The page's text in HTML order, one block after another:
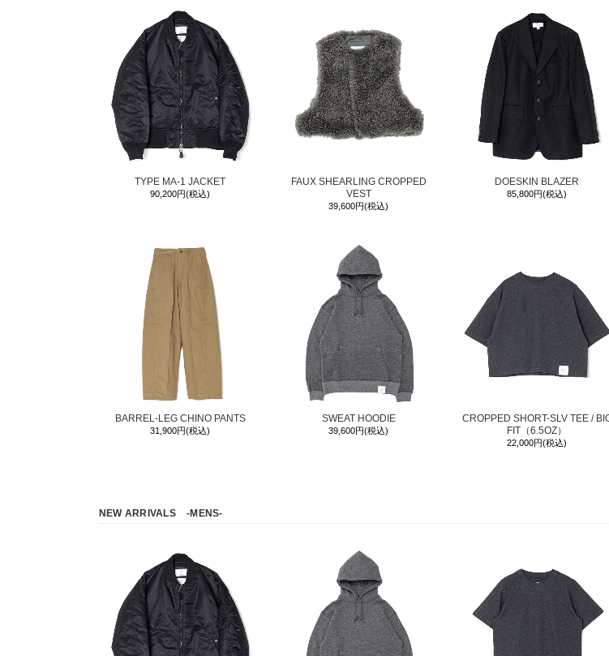
TYPE MA-1 JACKET
90,200円(税込)
FAUX SHEARLING CROPPED
VEST
39,600円(税込)
DOESKIN BLAZER
85,800円(税込)
BARREL-LEG CHINO PANTS
31,900円(税込)
SWEAT HOODIE
39,600円(税込)
CROPPED SHORT-SLV TEE /
FIT（6.5OZ）
22,000円(税込)
NEW ARRIVALS -MENS-